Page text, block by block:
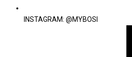
INSTAGRAM: @MYBOSI